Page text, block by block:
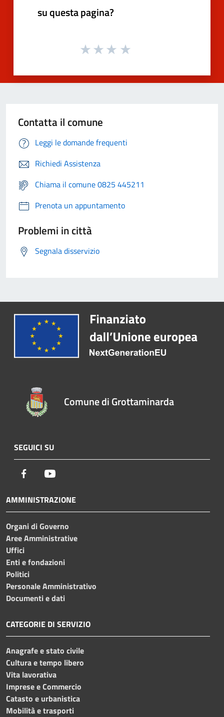
su questa pagina?
Contatta il comune
Leggi le domande frequenti
Richiedi Assistenza
Chiama il comune 0825 445211
Prenota un appuntamento
Problemi in città
Segnala disservizio
Comune di Grottaminarda
SEGUICI SU
Facebook
AMMINISTRAZIONE
Organi di Governo
Aree Amministrative
Uffici
Enti e fondazioni
Politici
Personale Amministrativo
Documenti e dati
CATEGORIE DI SERVIZIO
Anagrafe e stato civile
Cultura e tempo libero
Vita lavorativa
Imprese e Commercio
Catasto e urbanistica
Mobilità e trasporti